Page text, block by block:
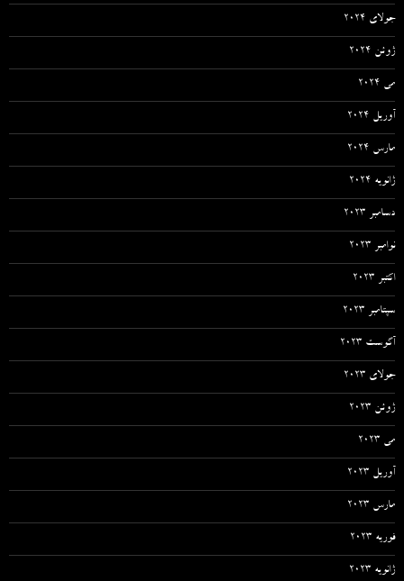
جولای 2024
ژوئن 2024
می 2024
آوریل 2024
مارس 2024
ژانویه 2024
دسامبر 2023
نوامبر 2023
اکتبر 2023
سپتامبر 2023
آگوست 2023
جولای 2023
ژوئن 2023
می 2023
آوریل 2023
مارس 2023
فوریه 2023
ژانویه 2023